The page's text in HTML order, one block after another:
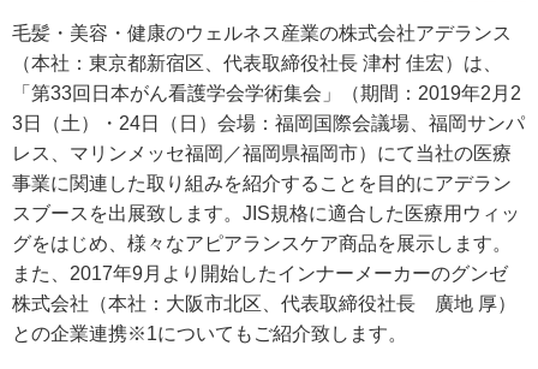
毛髪・美容・健康のウェルネス産業の株式会社アデランス
（本社：東京都新宿区、代表取締役社長 津村 佳宏）は、
「第33回日本がん看護学会学術集会」（期間：2019年2月2
3日（土）・24日（日）会場：福岡国際会議場、福岡サンパ
レス、マリンメッセ福岡／福岡県福岡市）にて当社の医療
事業に関連した取り組みを紹介することを目的にアデラン
スブースを出展致します。JIS規格に適合した医療用ウィッ
グをはじめ、様々なアピアランスケア商品を展示します。
また、2017年9月より開始したインナーメーカーのグンゼ
株式会社（本社：大阪市北区、代表取締役社長 廣地 厚）
との企業連携※1についてもご紹介致します。